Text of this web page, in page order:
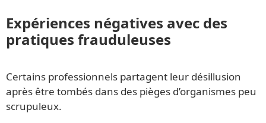
Expériences négatives avec des
pratiques frauduleuses
Certains professionnels partagent leur désillusion
après être tombés dans des pièges d’organismes peu
scrupuleux.